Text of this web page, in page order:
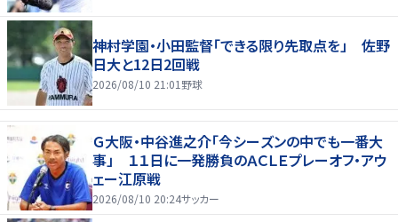
神村学園・小田監督「できる限り先取点を」 佐野
日大と12日2回戦
2026/08/10 21:01 野球
Ｇ大阪・中谷進之介「今シーズンの中でも一番大
事」 １１日に一発勝負のＡＣＬＥプレーオフ・アウ
ェー江原戦
2026/08/10 20:24サッカー